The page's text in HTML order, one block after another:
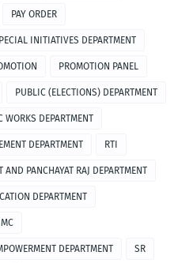
PAY ORDER
INITIATIVES DEPARTMENT
PROMOTION PANEL
PUBLIC (ELECTIONS) DEPARTMENT
WORKS DEPARTMENT
DEPARTMENT RTI
AND PANCHAYAT RAJ DEPARTMENT
DEPARTMENT
DEPARTMENT SR